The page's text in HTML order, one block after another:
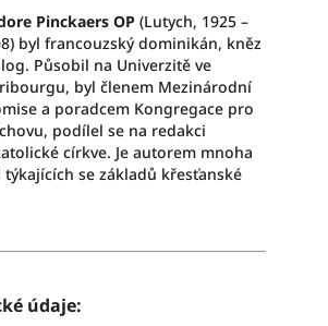
Pinckaers OP(Lutych, 1925 –
byl francouzský dominikán, kněz
Působil na Univerzitě ve
byl členem Mezinárodní
a poradcem Kongregace pro
podílel se na redakci
církve. Je autorem mnoha
se základů křesťanské
údaje: